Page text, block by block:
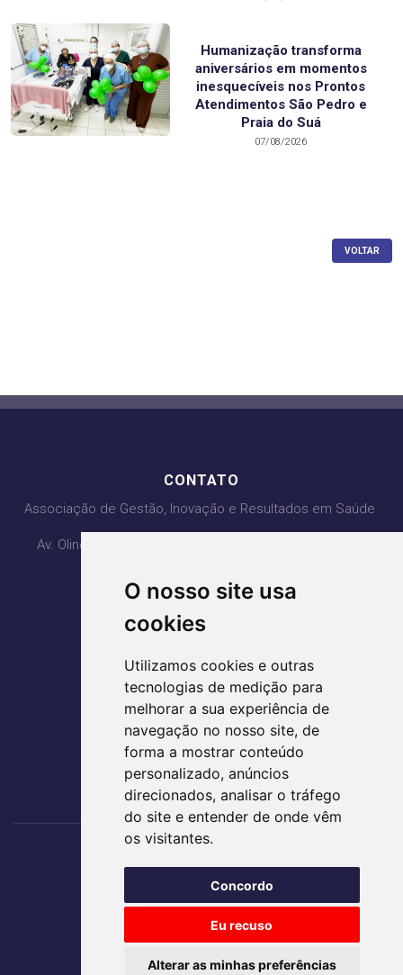
O nosso site usa
cookies
Utilizamos cookies e outras
tecnologias de medição para
melhorar a sua experiência de
navegação no nosso site, de
forma a mostrar conteúdo
personalizado, anúncios
direcionados, analisar o tráfego
do site e entender de onde vêm
os visitantes.
Concordo
Eu recuso
Alterar as minhas preferências
Humanização transforma
aniversários em momentos
inesquecíveis nos Prontos
Atendimentos São Pedro e
Praia do Suá
07/08/2026
VOLTAR
CONTATO
Associação de Gestão, Inovação e Resultados em Saúde
Av. Olinda com Av. PL3, Qd. H4 Lt 1, 2, 3 - Ed. Lozandes
Parque Lozandes - Goiânia/GO
agir@agirsaude.org.br
ACESSE AS REDES SOCIAIS
Nos acompanhe